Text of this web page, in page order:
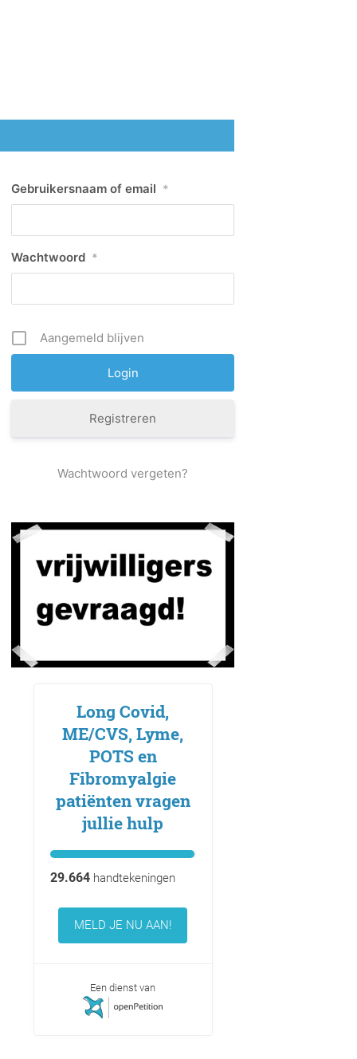
Gebruikersnaam of email *
Wachtwoord *
Aangemeld blijven
Registreren
Wachtwoord vergeten?
Long Covid,
ME/CVS, Lyme,
POTS en
Fibromyalgie
patiënten vragen
jullie hulp
29.664handtekeningen
MELD JE NU AAN!
Een dienst van